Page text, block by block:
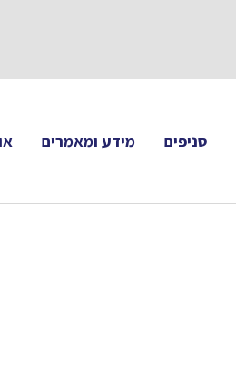
סניפים מידע ומאמרים